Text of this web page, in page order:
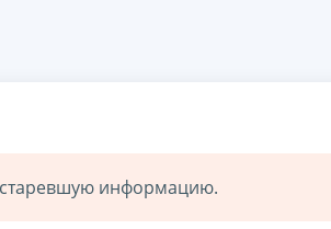
информацию.